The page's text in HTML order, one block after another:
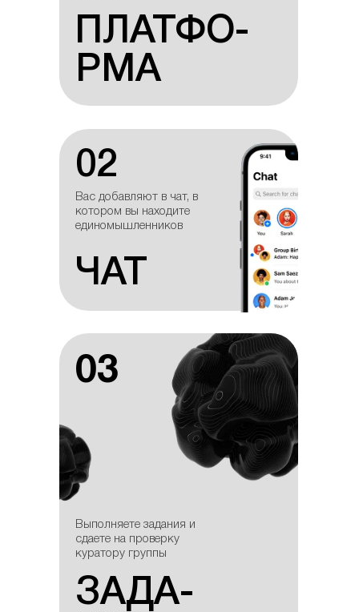
ЗАДА-
Выполняете задания и
сдаете на проверку
куратору группы
03
ПЛАТФО-
РМА
02
03
ПЛАТФО-
РМА
ЧАТ
Выполняете задания и
сдаете на проверку
куратору группы
ЗАДА-
02
ЧАТ
Вас добавляют в чат, в
котором вы находите
единомышленников